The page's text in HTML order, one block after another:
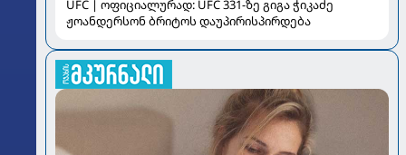
UFC | ოფიციალურად: UFC 331-ზე გიგა ჭიკაძე
ჟოანდერსონ ბრიტოს დაუპირისპირდება